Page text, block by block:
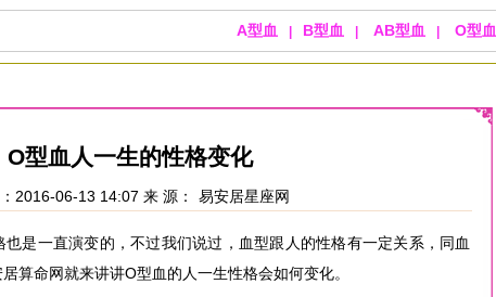
A型血 B型血 AB型血 O型血
O型血人一生的性格变化
2016-06-13 14:07 来 源： 易安居星座网
是一直演变的，不过我们说过，血型跟人的性格有一定关系，同血
算命网就来讲讲O型血的人一生性格会如何变化。